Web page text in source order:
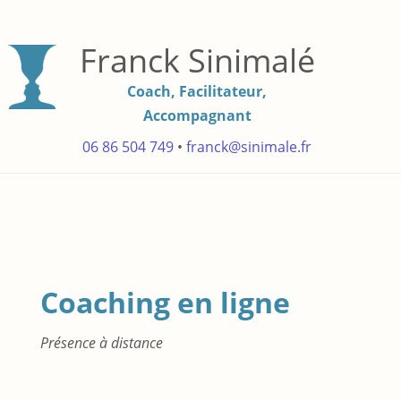
Franck Sinimalé
Coach, Facilitateur,
Accompagnant
06 86 504 749 • franck@sinimale.fr
Coaching en ligne
Présence à distance